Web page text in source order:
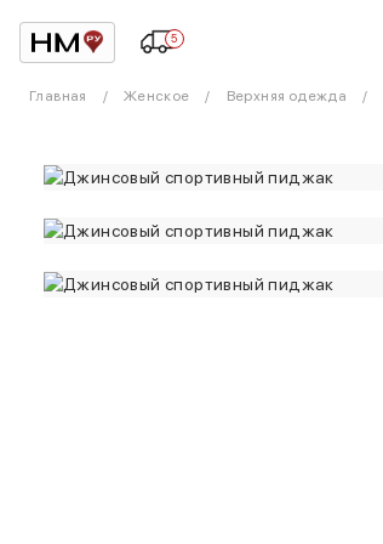
5
Главная Женское Верхняя одежда